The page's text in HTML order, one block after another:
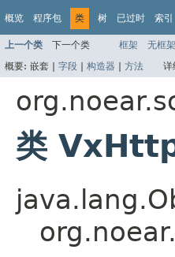
概览 程序包 类 树 已过时 索引
上一个类 下一个类 框架 无框架
概要: 嵌套 | 字段 | 构造器 | 方法 详
类